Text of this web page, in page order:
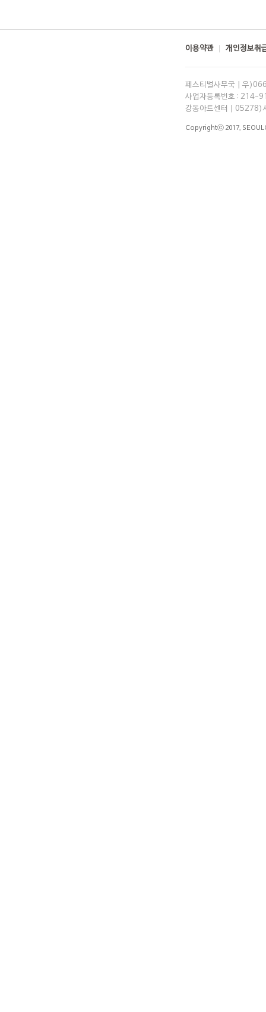
이용약관 개인정보취
페스티벌사무국 | 우
사업자등록번호 :
강동아트센터 | 05278)
Copyrightⓒ 2017,